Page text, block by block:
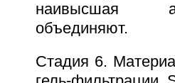
наивысшая
объединяют.
Стадия 6.